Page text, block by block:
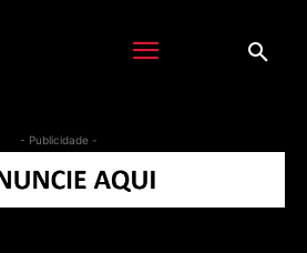
- Publicidade -